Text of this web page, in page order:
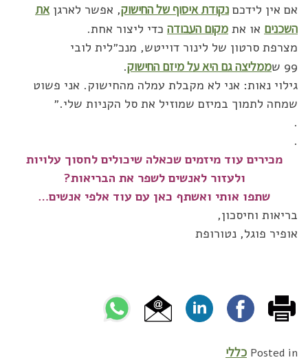
אם אין לידכם נקודת איסוף של החישוק, אפשר לארגןאת
השכנים או את מקום העבודה כדי ליצור אחת.
מצרפת סרטון של לינור דוייטש, מנכ״לית לובי
99 ש
ממליצה גם היא על מיזם החישוק.
גילוי נאות: אני לא מקבלת עמלה מהחישוק. אני פשוט
שמחה לתמוך במיזם שמוזיל את סל הקניות שלי.״
.
.
מכירים עוד מיזמים שכאלה שיכולים לחסוך עלויות
ולעזור לאנשים לשפר את הבריאות?
שתפו אותי ואשתף כאן עם עוד אלפי אנשים…
בריאות וחיסכון,
אופיר פוגל, נטורופת
Posted in כללי